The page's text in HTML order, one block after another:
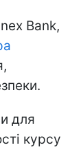
Bank,
для
курсу